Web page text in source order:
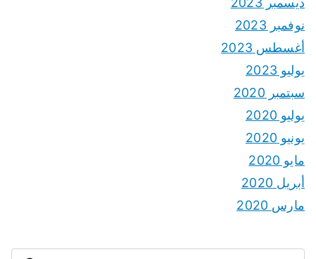
نوفمبر 2023
أغسطس 2023
يوليو 2023
سبتمبر 2020
يوليو 2020
يونيو 2020
مايو 2020
أبريل 2020
مارس 2020